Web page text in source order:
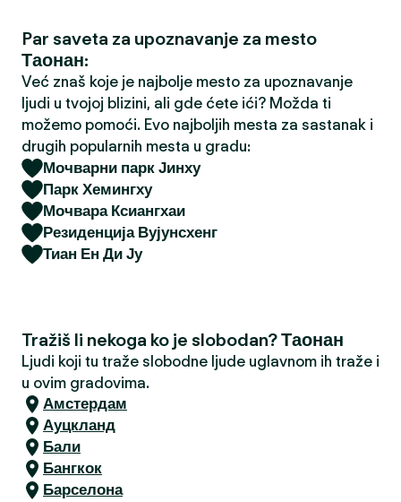
a
Par saveta za upoznavanje za mesto
Таонан:
Već znaš koje je najbolje mesto za upoznavanje
ljudi u tvojoj blizini, ali gde ćete ići? Možda ti
možemo pomoći. Evo najboljih mesta za sastanak i
drugih popularnih mesta u gradu:
Мочварни парк Јинху
Парк Хемингху
Мочвара Ксиангхаи
Резиденција Вујунсхенг
Тиан Ен Ди Ју
Tražiš li nekoga ko je slobodan? Таонан
Ljudi koji tu traže slobodne ljude uglavnom ih traže i
u ovim gradovima.
Амстердам
Ауцкланд
Бали
Бангкок
Барселона